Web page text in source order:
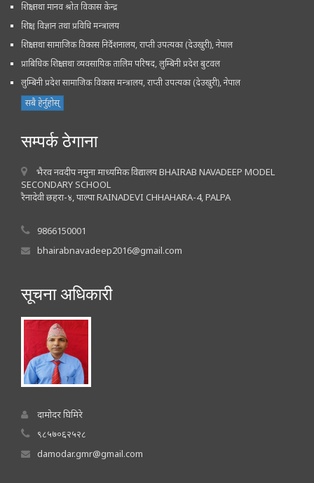
शिक्षा तथा मानव श्रोत विकास केन्द्र
शिक्षा , विज्ञान तथा प्रविधि मन्त्रालय
शिक्षा तथा सामाजिक विकास निर्देशनालय, राप्ती उपत्यका (देउखुरी), नेपाल
प्राबिधिक शिक्षा तथा व्यवसायिक तालिम परिषद, लुम्बिनी प्रदेश बुटवल
लुम्बिनी प्रदेश सामाजिक विकास मन्त्रालय, राप्ती उपत्यका (देउखुरी), नेपाल
सबै हेर्नुहोस्
सम्पर्क ठेगाना
भैरव नवदीप नमुना माध्यमिक विद्यालय BHAIRAB NAVADEEP MODEL
SECONDARY SCHOOL
रैनादेवी छहरा-४, पाल्पा RAINADEVI CHHAHARA-4, PALPA
9866150001
bhairabnavadeep2016@gmail.com
सूचना अधिकारी
दामोदर घिमिरे
९८५७०६२५२८
damodar.gmr@gmail.com